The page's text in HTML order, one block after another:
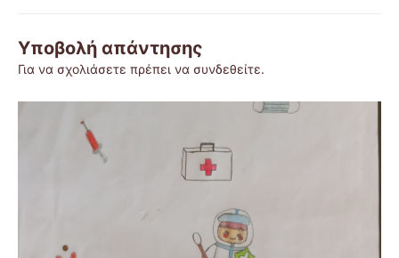
Υποβολή απάντησης
Για να σχολιάσετε πρέπει να συνδεθείτε.